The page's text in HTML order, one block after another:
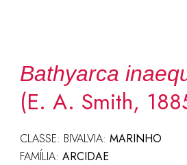
Bathyarca
(E. A. Smith,
CLASSE: BIVALVIA: MARINHO
FAMÍLIA: ARCIDAE